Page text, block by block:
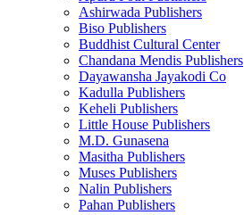
Ashirwada Publishers
Biso Publishers
Buddhist Cultural Center
Chandana Mendis Publishers
Dayawansha Jayakodi Co
Kadulla Publishers
Keheli Publishers
Little House Publishers
M.D. Gunasena
Masitha Publishers
Muses Publishers
Nalin Publishers
Pahan Publishers